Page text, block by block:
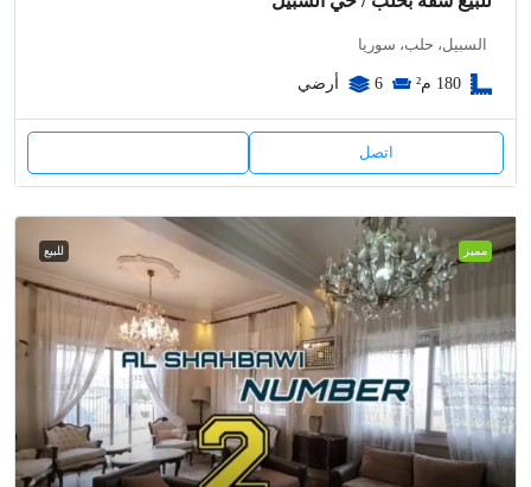
السبيل، حلب، سوريا
180 م² 6 أرضي
اتصل
مميز للبيع